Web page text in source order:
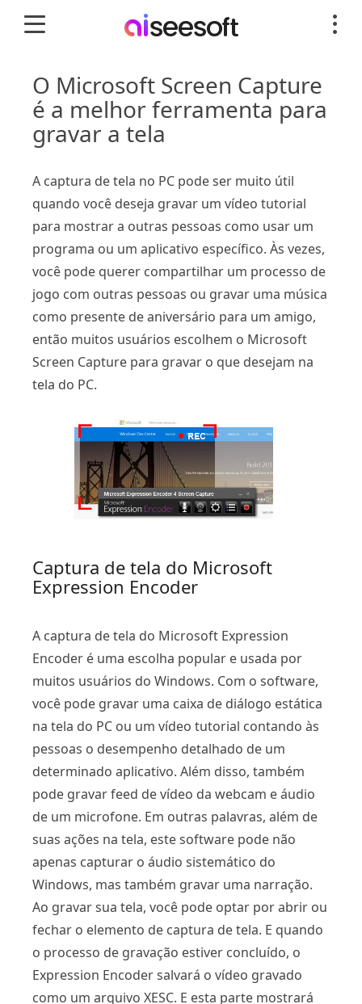
O Microsoft Screen Capture
é a melhor ferramenta para
gravar a tela
A captura de tela no PC pode ser muito útil
quando você deseja gravar um vídeo tutorial
para mostrar a outras pessoas como usar um
programa ou um aplicativo específico. Às vezes,
você pode querer compartilhar um processo de
jogo com outras pessoas ou gravar uma música
como presente de aniversário para um amigo,
então muitos usuários escolhem o Microsoft
Screen Capture para gravar o que desejam na
tela do PC.
Captura de tela do Microsoft
Expression Encoder
A captura de tela do Microsoft Expression
Encoder é uma escolha popular e usada por
muitos usuários do Windows. Com o software,
você pode gravar uma caixa de diálogo estática
na tela do PC ou um vídeo tutorial contando às
pessoas o desempenho detalhado de um
determinado aplicativo. Além disso, também
pode gravar feed de vídeo da webcam e áudio
de um microfone. Em outras palavras, além de
suas ações na tela, este software pode não
apenas capturar o áudio sistemático do
Windows, mas também gravar uma narração.
Ao gravar sua tela, você pode optar por abrir ou
fechar o elemento de captura de tela. E quando
o processo de gravação estiver concluído, o
Expression Encoder salvará o vídeo gravado
como um arquivo XESC. E esta parte mostrará